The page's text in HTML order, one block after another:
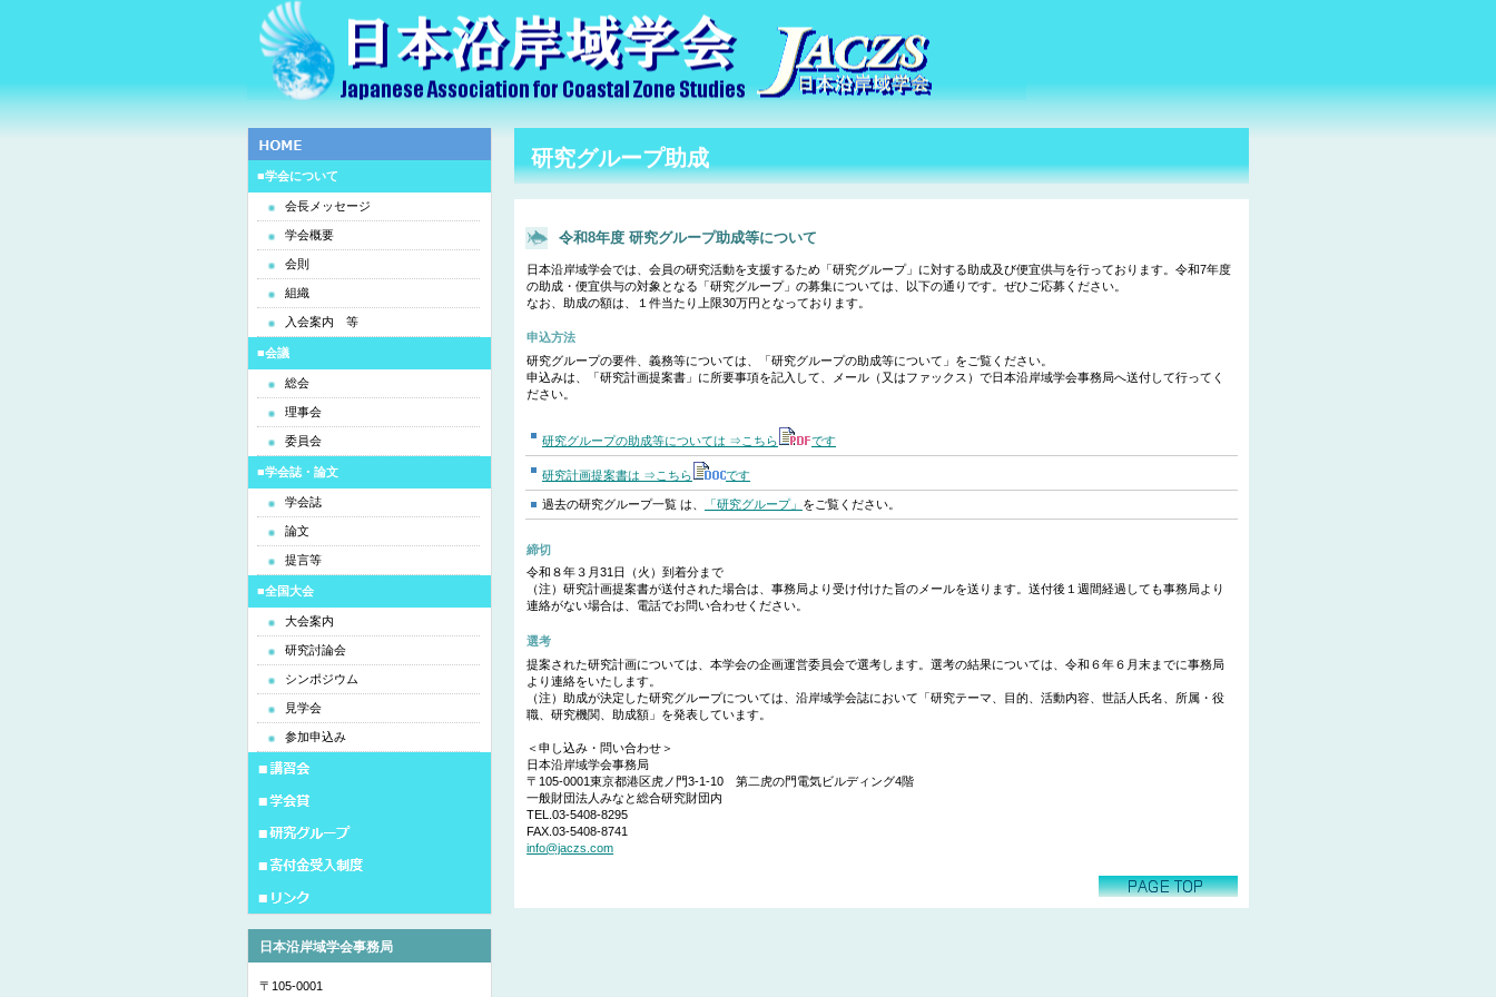
研究グループ助成
令和8年度 研究グループ助成等について
日本沿岸域学会では、会員の研究活動を支援するため「研究グループ」に対する助成及び便宜供与を行っております。令和7年度
の助成・便宜供与の対象となる「研究グループ」の募集については、以下の通りです。ぜひご応募ください。
なお、助成の額は、１件当たり上限30万円となっております。
申込方法
研究グループの要件、義務等については、「研究グループの助成等について」をご覧ください。
申込みは、「研究計画提案書」に所要事項を記入して、メール（又はファックス）で日本沿岸域学会事務局へ送付して行ってく
ださい。
研究グループの助成等については ⇒こちら です
研究計画提案書は ⇒こちら です
過去の研究グループ一覧 は、 「研究グループ」 をご覧ください。
締切
令和８年３月31日（火）到着分まで
（注）研究計画提案書が送付された場合は、事務局より受け付けた旨のメールを送ります。送付後１週間経過しても事務局より
連絡がない場合は、電話でお問い合わせください。
選考
提案された研究計画については、本学会の企画運営委員会で選考します。選考の結果については、令和６年６月末までに事務局
より連絡をいたします。
（注）助成が決定した研究グループについては、沿岸域学会誌において「研究テーマ、目的、活動内容、世話人氏名、所属・役
職、研究機関、助成額」を発表しています。
＜申し込み・問い合わせ＞
日本沿岸域学会事務局
〒105-0001東京都港区虎ノ門3-1-10 第二虎の門電気ビルディング4階
一般財団法人みなと総合研究財団内
TEL.03-5408-8295
FAX.03-5408-8741
info@jaczs.com
■学会について
会長メッセージ
学会概要
会則
組織
入会案内 等
■会議
総会
理事会
委員会
■学会誌・論文
学会誌
論文
提言等
■全国大会
大会案内
研究討論会
シンポジウム
見学会
参加申込み
日本沿岸域学会事務局
〒105-0001